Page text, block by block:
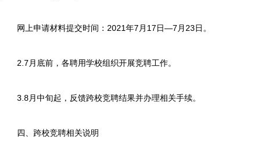
网上申请材料提交时间：2021年7月17日—7月23日。
2.7月底前，各聘用学校组织开展竞聘工作。
3.8月中旬起，反馈跨校竞聘结果并办理相关手续。
四、跨校竞聘相关说明